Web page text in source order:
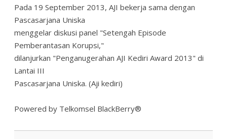
Pada 19 September 2013, AJI bekerja sama dengan
Pascasarjana Uniska
menggelar diskusi panel "Setengah Episode
Pemberantasan Korupsi,"
dilanjurkan "Penganugerahan AJI Kediri Award 2013" di
Lantai III
Pascasarjana Uniska. (Aji kediri)
Powered by Telkomsel BlackBerry®